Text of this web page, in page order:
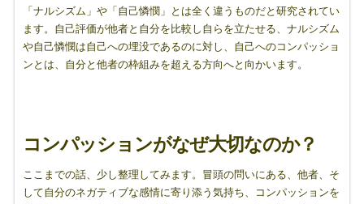
「ナルシズム」や「自己憐憫」とは全く違うものだと研究されてい
ます。自己評価が他者と自分を比較し自らを立たせる、ナルシズム
や自己憐憫は自己への埋没であるのに対し、自己へのコンパッショ
ンとは、自分と他者の枠組みを超える方向へと向かいます。
コンパッションがなぜ大切なのか？
ここまでの話、少し整理してみます。冒頭の問いにある、他者、そ
して自分のネガティブな感情に寄り添う気持ち、コンパッションを